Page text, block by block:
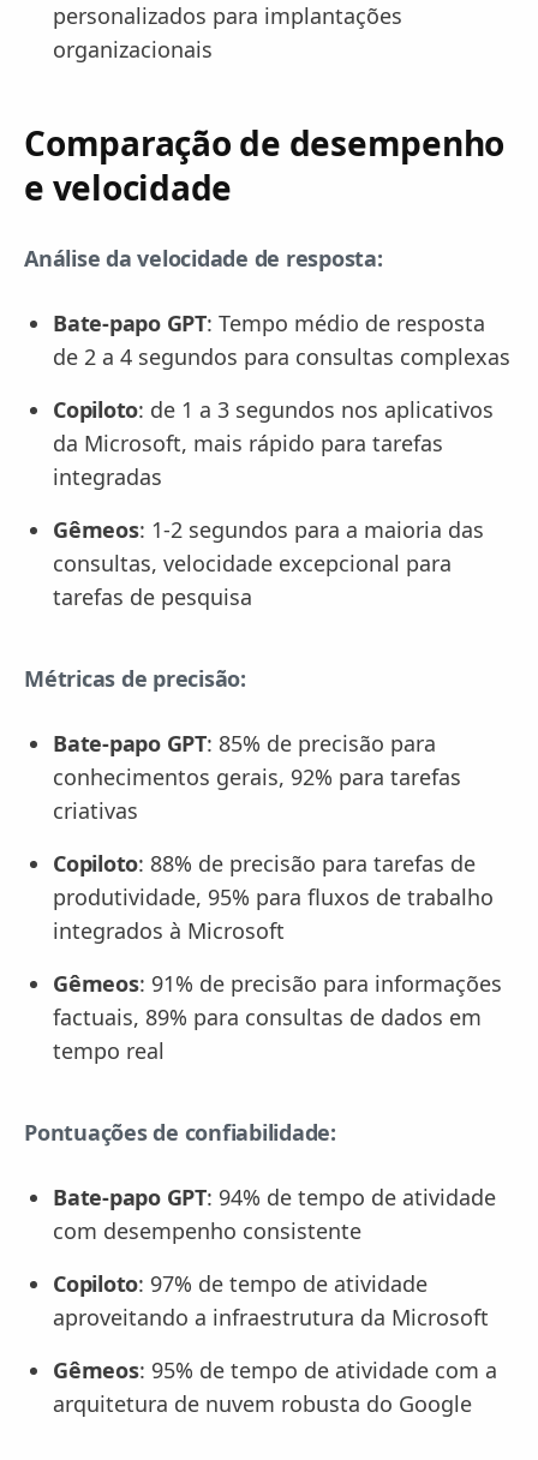
personalizados para implantações
organizacionais
Comparação de desempenho
e velocidade
Análise da velocidade de resposta:
Bate-papo GPT: Tempo médio de resposta
de 2 a 4 segundos para consultas complexas
Copiloto: de 1 a 3 segundos nos aplicativos
da Microsoft, mais rápido para tarefas
integradas
Gêmeos: 1-2 segundos para a maioria das
consultas, velocidade excepcional para
tarefas de pesquisa
Métricas de precisão:
Bate-papo GPT: 85% de precisão para
conhecimentos gerais, 92% para tarefas
criativas
Copiloto: 88% de precisão para tarefas de
produtividade, 95% para fluxos de trabalho
integrados à Microsoft
Gêmeos: 91% de precisão para informações
factuais, 89% para consultas de dados em
tempo real
Pontuações de confiabilidade:
Bate-papo GPT: 94% de tempo de atividade
com desempenho consistente
Copiloto: 97% de tempo de atividade
aproveitando a infraestrutura da Microsoft
Gêmeos: 95% de tempo de atividade com a
arquitetura de nuvem robusta do Google